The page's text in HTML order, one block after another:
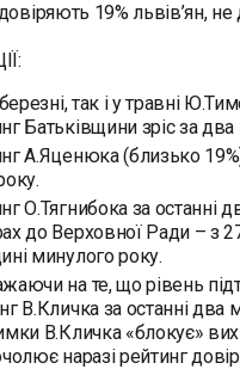
довіряють 19% львів’ян,
так і у травні
Батьківщини зріс за два
А.Яценюка (близько
О.Тягнибока за останні
до Верховної Ради – з
минулого року.
на те, що рівень
В.Кличка за останні два
В.Кличка «блокує»
наразі рейтинг